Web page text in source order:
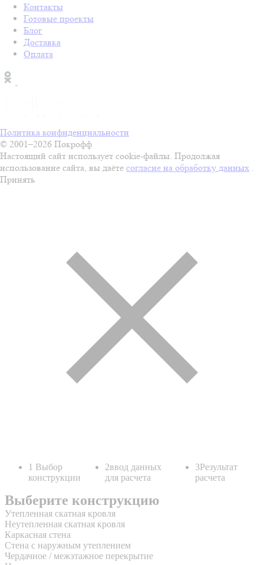
Контакты
Готовые проекты
Блог
Доставка
Оплата
Политика конфиденциальности
© 2001–2026 Покрофф
Настоящий сайт использует cookie-файлы. Продолжая
использование сайта, вы даёте согласие на обработку данных .
Принять